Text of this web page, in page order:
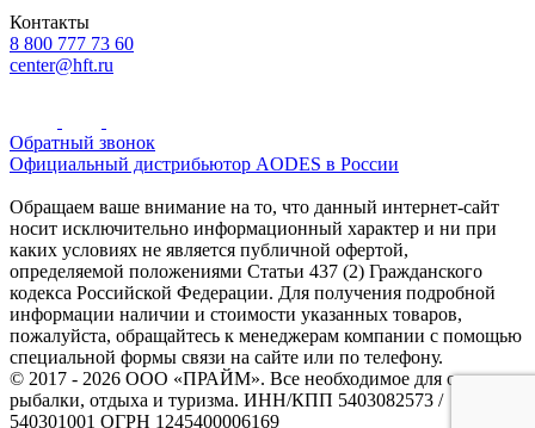
Контакты
8 800 777 73 60
center@hft.ru
Обратный звонок
Официальный дистрибьютор AODES в России
Обращаем ваше внимание на то, что данный интернет-сайт
носит исключительно информационный характер и ни при
каких условиях не является публичной офертой,
определяемой положениями Статьи 437 (2) Гражданского
кодекса Российской Федерации. Для получения подробной
информации наличии и стоимости указанных товаров,
пожалуйста, обращайтесь к менеджерам компании с помощью
специальной формы связи на сайте или по телефону.
© 2017 - 2026 ООО «ПРАЙМ». Все необходимое для охоты и
рыбалки, отдыха и туризма. ИНН/КПП 5403082573 /
540301001 ОГРН 1245400006169